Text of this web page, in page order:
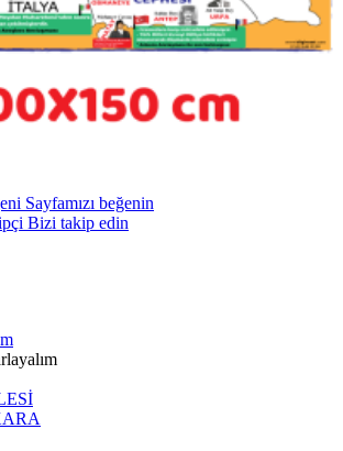
Sayfamızı beğenin
Bizi takip edin